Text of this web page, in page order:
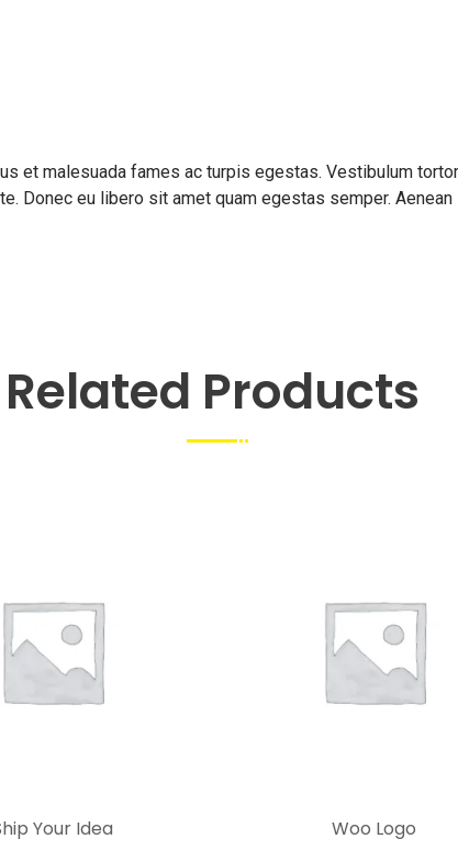
et malesuada fames ac turpis egestas. Vestibulum tortor
Donec eu libero sit amet quam egestas semper. Aenean
Related Products
Your Idea Woo Logo